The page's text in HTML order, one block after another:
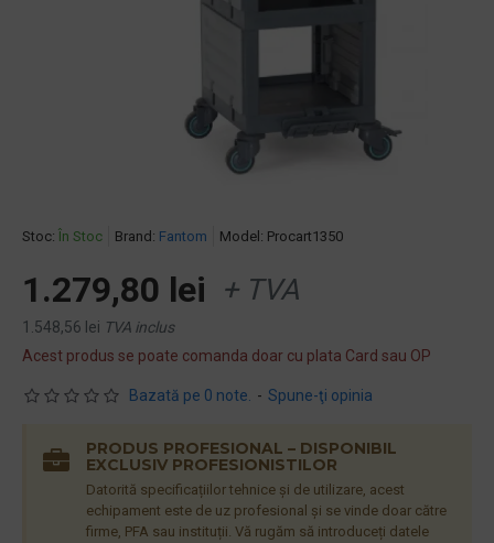
Stoc: În Stoc Brand: Fantom Model: Procart1350
Bazată pe 0 note. - Spune-ţi opinia
1.279,80 lei + TVA
1.548,56 lei TVA inclus
Acest produs se poate comanda doar cu plata Card sau OP
PRODUS PROFESIONAL – DISPONIBIL
EXCLUSIV PROFESIONISTILOR
Datorită specificațiilor tehnice și de utilizare, acest
echipament este de uz profesional și se vinde doar către
firme, PFA sau instituții. Vă rugăm să introduceți datele